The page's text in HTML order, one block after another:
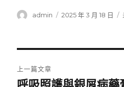
作
admin
發
2025 年 3 月 18 日
章
上一篇文章
上